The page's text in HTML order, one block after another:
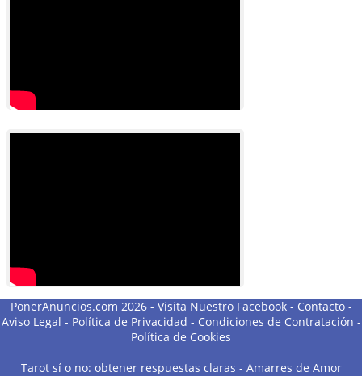
PonerAnuncios.com 2026 - Visita Nuestro Facebook- Contacto-
Aviso Legal - Política de Privacidad - Condiciones de Contratación -
Política de Cookies
Tarot sí o no: obtener respuestas claras - Amarres de Amor